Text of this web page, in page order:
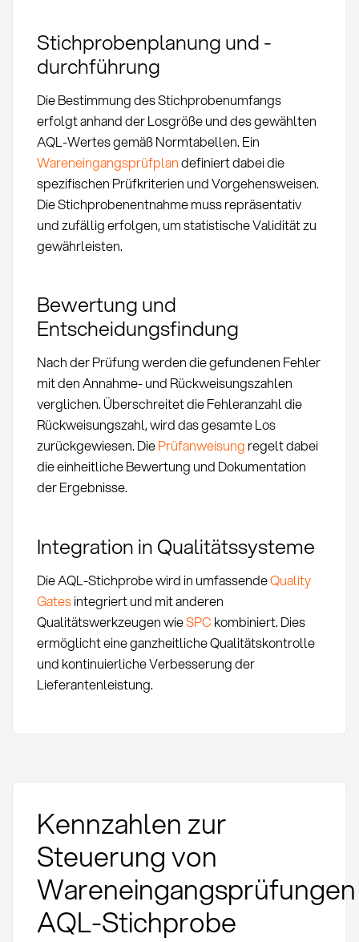
Stichprobenplanung und -
durchführung
Die Bestimmung des Stichprobenumfangs
erfolgt anhand der Losgröße und des gewählten
AQL-Wertes gemäß Normtabellen. Ein
Wareneingangsprüfplandefiniert dabei die
spezifischen Prüfkriterien und Vorgehensweisen.
Die Stichprobenentnahme muss repräsentativ
und zufällig erfolgen, um statistische Validität zu
gewährleisten.
Bewertung und
Entscheidungsfindung
Nach der Prüfung werden die gefundenen Fehler
mit den Annahme- und Rückweisungszahlen
verglichen. Überschreitet die Fehleranzahl die
Rückweisungszahl, wird das gesamte Los
zurückgewiesen. DiePrüfanweisung regelt dabei
die einheitliche Bewertung und Dokumentation
der Ergebnisse.
Integration in Qualitätssysteme
Die AQL-Stichprobe wird in umfassendeQuality
Gatesintegriert und mit anderen
Qualitätswerkzeugen wieSPC kombiniert. Dies
ermöglicht eine ganzheitliche Qualitätskontrolle
und kontinuierliche Verbesserung der
Lieferantenleistung.
Kennzahlen zur
Steuerung von
Wareneingangsprüfungen
AQL-Stichprobe